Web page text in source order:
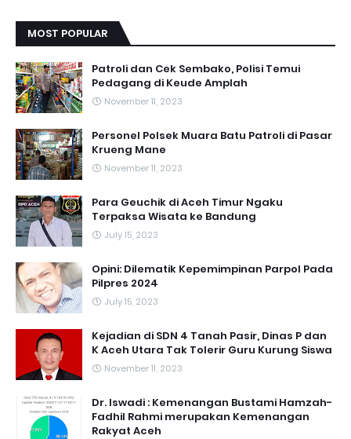
MOST POPULAR
Patroli dan Cek Sembako, Polisi Temui
Pedagang di Keude Amplah
November 11, 2023
Personel Polsek Muara Batu Patroli di Pasar
Krueng Mane
November 11, 2023
Para Geuchik di Aceh Timur Ngaku
Terpaksa Wisata ke Bandung
July 15, 2023
Opini: Dilematik Kepemimpinan Parpol Pada
Pilpres 2024
July 15, 2023
Kejadian di SDN 4 Tanah Pasir, Dinas P dan
K Aceh Utara Tak Tolerir Guru Kurung Siswa
November 11, 2023
Dr. Iswadi : Kemenangan Bustami Hamzah-
Fadhil Rahmi merupakan Kemenangan
Rakyat Aceh